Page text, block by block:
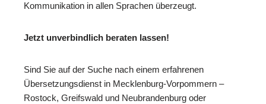
Kommunikation in allen Sprachen überzeugt.
Jetzt unverbindlich beraten lassen!
Sind Sie auf der Suche nach einem erfahrenen
Übersetzungsdienst in Mecklenburg-Vorpommern –
Rostock, Greifswald und Neubrandenburg oder